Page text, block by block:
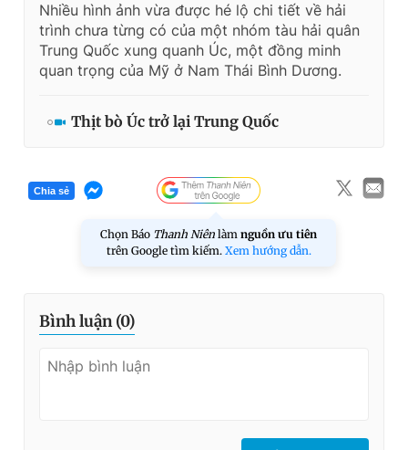
Nhiều hình ảnh vừa được hé lộ chi tiết về hải
trình chưa từng có của một nhóm tàu hải quân
Trung Quốc xung quanh Úc, một đồng minh
quan trọng của Mỹ ở Nam Thái Bình Dương.
Thịt bò Úc trở lại Trung Quốc
Chia sẻ
Chọn Báo Thanh Niên làm nguồn ưu tiên
trên Google tìm kiếm. Xem hướng dẫn.
Bình luận (0)